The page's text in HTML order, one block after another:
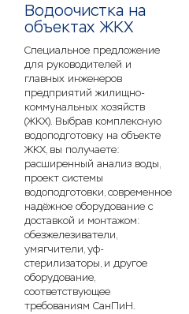
Водоочистка на
объектах ЖКХ
Специальное предложение
для руководителей и
главных инженеров
предприятий жилищно-
коммунальных хозяйств
(ЖКХ). Выбрав комплексную
водоподготовку на объекте
ЖКХ, вы получаете:
расширенный анализ воды,
проект системы
водоподготовки, современное
надёжное оборудование с
доставкой и монтажом:
обезжелезиватели,
умягчители, уф-
стерилизаторы, и другое
оборудование,
соответствующее
требованиям СанПиН.